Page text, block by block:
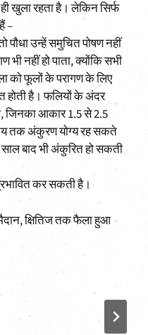
खुला रहता है। लेकिन सिर्फ
–
पौधा उन्हें समुचित पोषण नहीं
भी नहीं हो पाता, क्योंकि सभी
को फूलों के परागण के लिए
होती है। फलियों के अंदर
जिनका आकार 1.5 से 2.5
तक अंकुरण योग्य रह सकते
बाद भी अंकुरित हो सकती
कर सकती है।